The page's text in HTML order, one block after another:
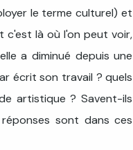
le terme culturel) et
c'est là où l'on peut voir,
a diminué depuis une
écrit son travail ? quels
artistique ? Savent-ils
sont dans ces